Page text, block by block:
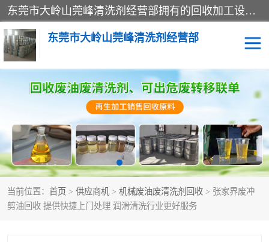
东莞市大岭山莞峰清洗剂经营部拥有的回收加工设备，大量废油回收、废清洗剂回收、废溶剂油回收、机械废油废清洗剂回收、废碳氢回收、碳氢液压油回收、碳氢二氯回收等废清洗剂处理；我们只是提供废旧化工原料的循环使用存放点，执行正规的存放，有正规的回收资质处理。同时我们公司批发零售回收级清洗剂，脱模油再生基础油，质量保证。
东莞市大岭山莞峰清洗剂经营部
当前位置： 首页 > 供应商机 > 机械废油废清洗剂回收 > 张家界废冲
剪油回收 提供快捷上门处理 润滑清洗行业更好服务
废清洗剂回收
废溶剂油回收 机械废油废清洗剂回收
废碳氢回收 碳氢液压油回收
碳氢二氯回收 回收废三四氯乙烯